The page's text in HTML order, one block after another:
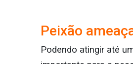
Peixão
Podendo atingir até